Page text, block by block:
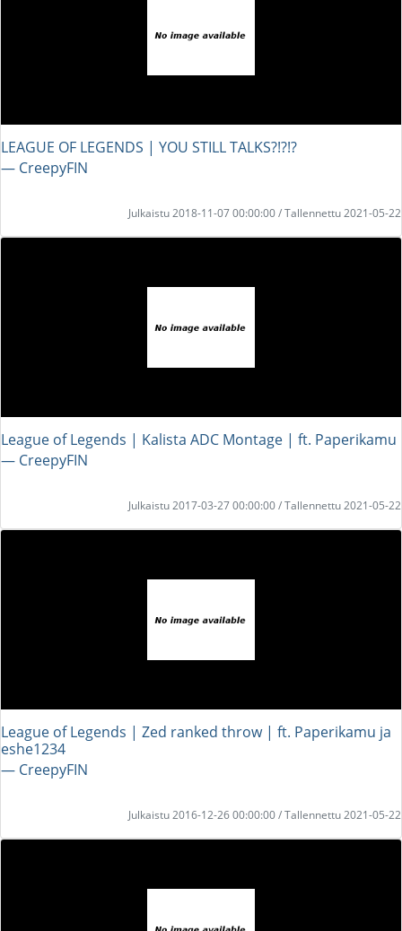
LEAGUE OF LEGENDS | YOU STILL TALKS?!?!?
― CreepyFIN
Julkaistu 2018-11-07 00:00:00 / Tallennettu 2021-05-22
League of Legends | Kalista ADC Montage | ft. Paperikamu
― CreepyFIN
Julkaistu 2017-03-27 00:00:00 / Tallennettu 2021-05-22
League of Legends | Zed ranked throw | ft. Paperikamu ja
eshe1234
― CreepyFIN
Julkaistu 2016-12-26 00:00:00 / Tallennettu 2021-05-22